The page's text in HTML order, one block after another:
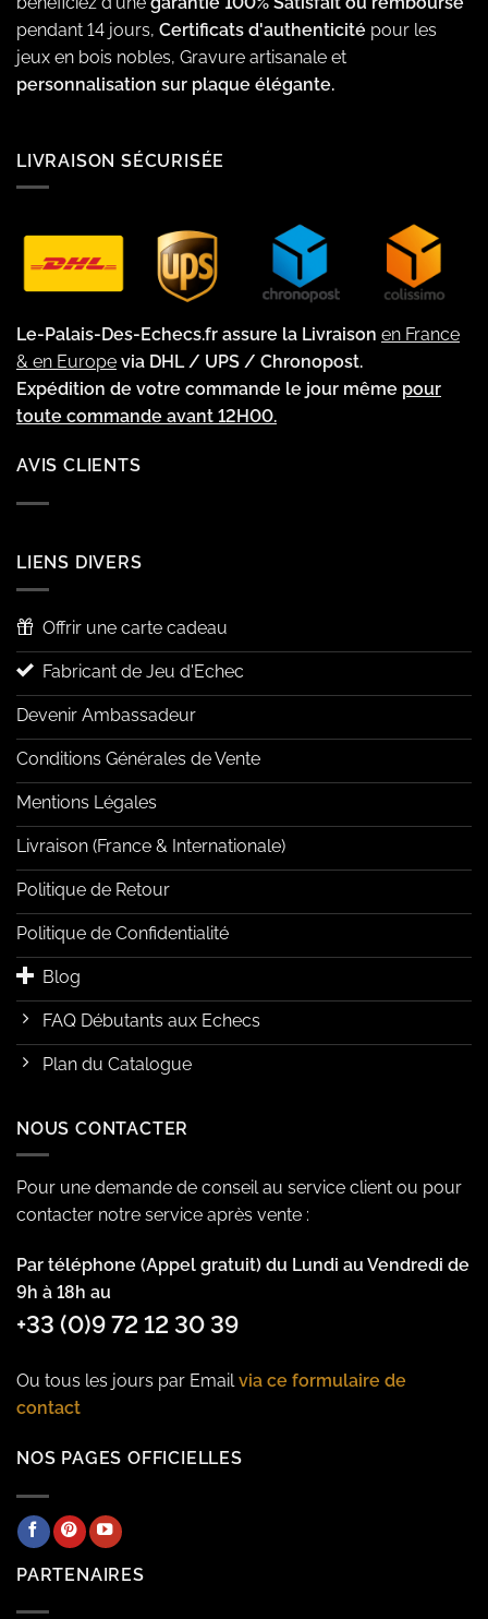
pendant 14 jours, Certificats d'authenticité pour les
jeux en bois nobles, Gravure artisanale et
personnalisation sur plaque élégante.
LIVRAISON SÉCURISÉE
Le-Palais-Des-Echecs.fr assure la Livraison en France
& en Europe via DHL / UPS / Chronopost.
Expédition de votre commande le jour même pour
toute commande avant 12H00.
AVIS CLIENTS
LIENS DIVERS
Offrir une carte cadeau
Fabricant de Jeu d'Echec
Devenir Ambassadeur
Conditions Générales de Vente
Mentions Légales
Livraison (France & Internationale)
Politique de Retour
Politique de Confidentialité
Blog
FAQ Débutants aux Echecs
Plan du Catalogue
NOUS CONTACTER
Pour une demande de conseil au service client ou pour
contacter notre service après vente :
Par téléphone (Appel gratuit) du Lundi au Vendredi de
9h à 18h au
+33 (0)9 72 12 30 39
Ou tous les jours par Emailvia ce formulaire de
contact
NOS PAGES OFFICIELLES
PARTENAIRES